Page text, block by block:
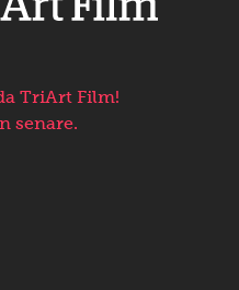
TriArt Film!
senare.